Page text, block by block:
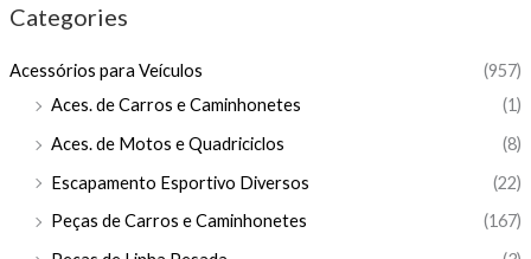
Categories
Acessórios para Veículos
(957)
Aces. de Carros e Caminhonetes
(1)
Aces. de Motos e Quadriciclos
(8)
Escapamento Esportivo Diversos
(22)
Peças de Carros e Caminhonetes
(167)